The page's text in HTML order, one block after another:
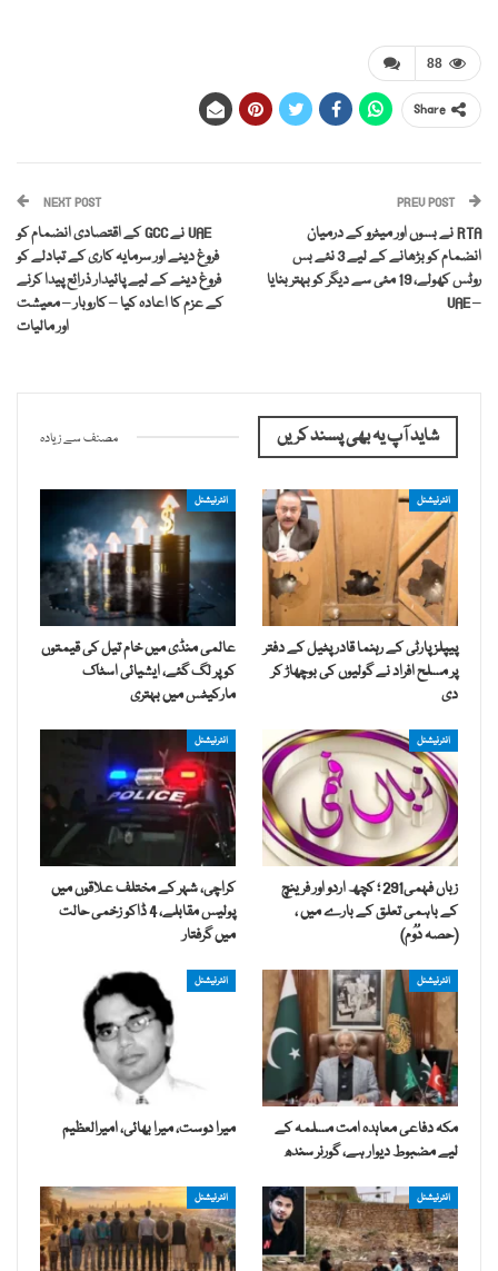
88
Share
PREV POST
RTA نے بسوں اور میٹرو کے درمیان
انضمام کو بڑھانے کے لیے 3 نئے بس
روٹس کھولے، 19 مئی سے دیگر کو بہتر بنایا
– UAE
NEXT POST
UAE نے GCC کے اقتصادی انضمام کو
فروغ دینے اور سرمایہ کاری کے تبادلے کو
فروغ دینے کے لیے پائیدار ذرائع پیدا کرنے
کے عزم کا اعادہ کیا – کاروبار – معیشت
اور مالیات
شاید آپ یہ بھی پسند کریں مصنف سے زیادہ
انٹرنیشنل
پیپلز پارٹی کے رہنما قادر پٹیل کے دفتر
پر مسلح افراد نے گولیوں کی بوچھاڑ کر
دی
انٹرنیشنل
عالمی منڈی میں خام تیل کی قیمتوں
کو پر لگ گئے، ایشیائی اسٹاک
مارکیٹس میں بہتری
انٹرنیشنل
زباں فہمی291 ؛ کچھ اردو اور فرینچ
کے باہمی تعلق کے بارے میں ،
(حصہ دُوُم)
انٹرنیشنل
کراچی، شہر کے مختلف علاقوں میں
پولیس مقابلے، 4 ڈاکو زخمی حالت
میں گرفتار
انٹرنیشنل
مکہ دفاعی معاہدہ امت مسلمہ کے
لیے مضبوط دیوار ہے، گورنر سندھ
انٹرنیشنل
میرا دوست، میرا بھائی، امیرالعظیم
انٹرنیشنل انٹرنیشنل